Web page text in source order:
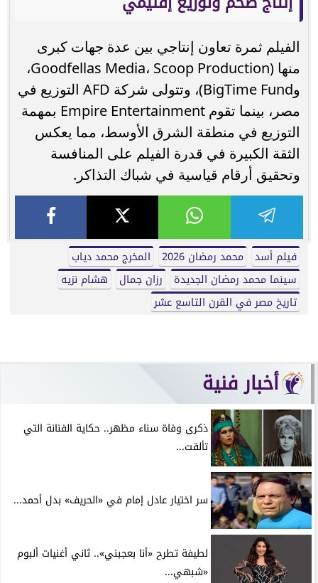
الفيلم ثمرة تعاون إنتاجي بين عدة جهات كبرى
منها (Goodfellas Media، Scoop Production،
وBigTime Fund)، وتتولى شركة AFD التوزيع في
مصر، بينما تقوم Empire Entertainment بمهمة
التوزيع في منطقة الشرق الأوسط، مما يعكس
الثقة الكبيرة في قدرة الفيلم على المنافسة
وتحقيق أرقام قياسية في شباك التذاكر.
فيلم أسد محمد رمضان 2026
المخرج محمد دياب
سينما محمد رمضان الجديدة
رزان جمال
هشام نزيه
تاريخ مصر في القرن التاسع عشر
أخبار فنية
ذكرى وفاة سناء مظهر.. حكاية الفنانة التي
تألقت...
سر اختيار عادل إمام في «الحريف» بدل أحمد...
لطيفة تطرح «أنا بعجبني».. ثاني أغنيات ألبوم
«شبهي...